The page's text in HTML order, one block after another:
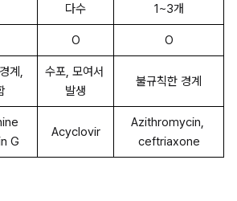
다수 1~3개
O O
계,
수포, 모여서
발생
불규칙한 경계
G
Acyclovir
Azithromycin,
ceftriaxone